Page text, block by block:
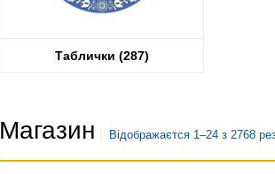
Таблички (287)
Магазин Відображаєтся 1–24 з 2768